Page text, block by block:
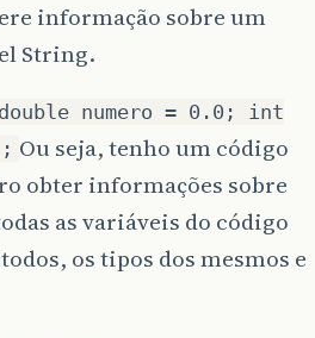
informação sobre um
String.
numero = 0.0; int
Ou seja, tenho um código
obter informações sobre
as variáveis do código
os tipos dos mesmos e